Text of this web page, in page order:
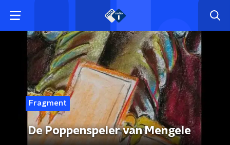
Fragment
De Poppenspeler van Mengele